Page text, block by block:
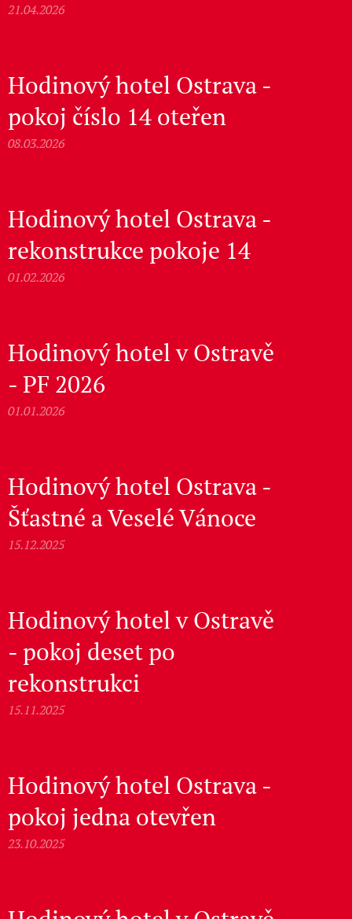
21.04.2026
Hodinový hotel Ostrava -
pokoj číslo 14 oteřen
08.03.2026
Hodinový hotel Ostrava -
rekonstrukce pokoje 14
01.02.2026
Hodinový hotel v Ostravě
- PF 2026
01.01.2026
Hodinový hotel Ostrava -
Šťastné a Veselé Vánoce
15.12.2025
Hodinový hotel v Ostravě
- pokoj deset po
rekonstrukci
15.11.2025
Hodinový hotel Ostrava -
pokoj jedna otevřen
23.10.2025